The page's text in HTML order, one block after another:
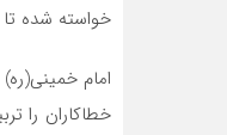
خواسته شده
امام
خطاکاران را